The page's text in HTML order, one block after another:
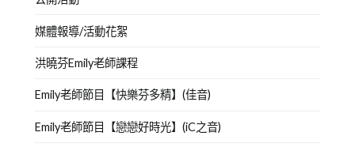
媒體報導/活動花絮
洪曉芬Emily老師課程
Emily老師節目【快樂芬多精】(佳音)
Emily老師節目【戀戀好時光】(iC之音)